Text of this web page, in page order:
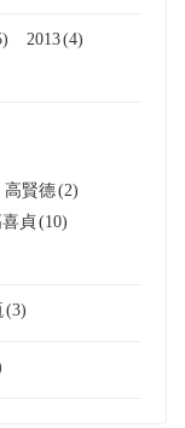
2013(4)
高賢德(2)
貞(10)
(3)